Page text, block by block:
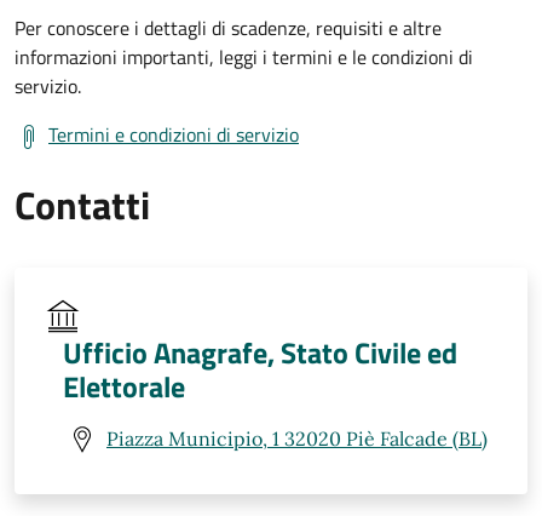
Per conoscere i dettagli di scadenze, requisiti e altre
informazioni importanti, leggi i termini e le condizioni di
servizio.
Termini e condizioni di servizio
Contatti
Ufficio Anagrafe, Stato Civile ed
Elettorale
Piazza Municipio, 1 32020 Piè Falcade (BL)